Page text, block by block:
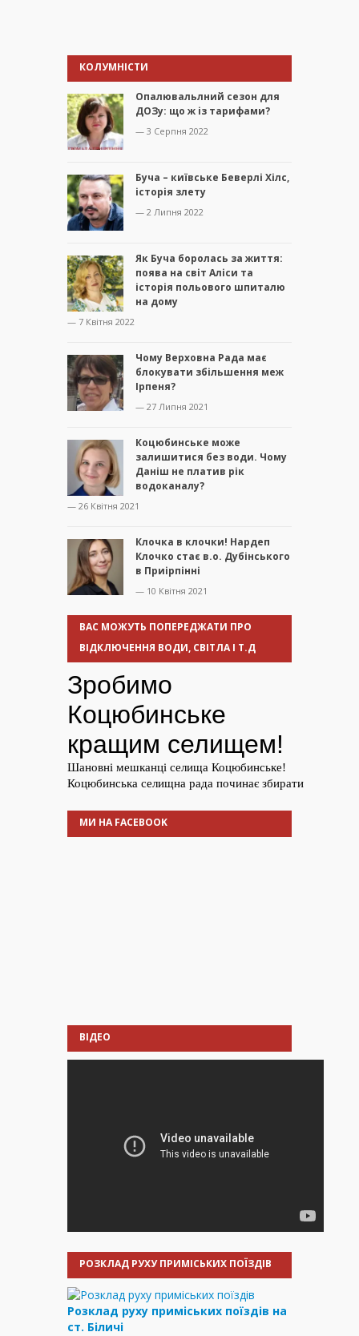
КОЛУМНІСТИ
Опалювальлний сезон для
ДОЗу: що ж із тарифами?
— 3 Серпня 2022
Буча – київське Беверлі Хілс,
історія злету
— 2 Липня 2022
Як Буча боролась за життя:
поява на світ Аліси та
історія польового шпиталю
на дому
— 7 Квітня 2022
Чому Верховна Рада має
блокувати збільшення меж
Ірпеня?
— 27 Липня 2021
Коцюбинське може
залишитися без води. Чому
Даніш не платив рік
водоканалу?
— 26 Квітня 2021
Клочка в клочки! Нардеп
Клочко стає в.о. Дубінського
в Приірпінні
— 10 Квітня 2021
ВАС МОЖУТЬ ПОПЕРЕДЖАТИ ПРО
ВІДКЛЮЧЕННЯ ВОДИ, СВІТЛА І Т.Д
МИ НА FACEBOOK
ВІДЕО
РОЗКЛАД РУХУ ПРИМІСЬКИХ ПОЇЗДІВ
Розклад руху приміських поїздів на
ст. Біличі